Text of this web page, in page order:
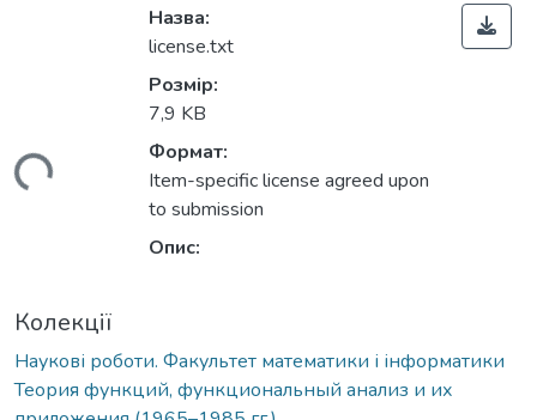
Назва:
license.txt
Розмір:
7,9 KB
Формат:
Item-specific license agreed upon
to submission
Опис:
Колекції
Наукові роботи. Факультет математики і інформатики
Теория функций, функциональный анализ и их